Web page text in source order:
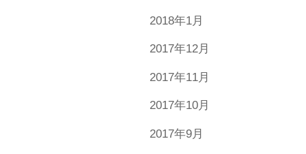
2018年1月
2017年12月
2017年11月
2017年10月
2017年9月